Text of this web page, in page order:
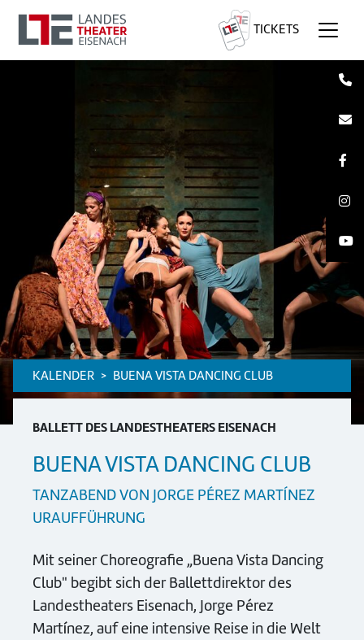
TICKETS
KALENDER BUENA VISTA DANCING CLUB
BALLETT DES LANDESTHEATERS EISENACH
BUENA VISTA DANCING CLUB
TANZABEND VON JORGE PÉREZ MARTÍNEZ
URAUFFÜHRUNG
Mit seiner Choreografie „Buena Vista Dancing
Club" begibt sich der Ballettdirektor des
Landestheaters Eisenach, Jorge Pérez
Martínez, auf eine intensive Reise in die Welt